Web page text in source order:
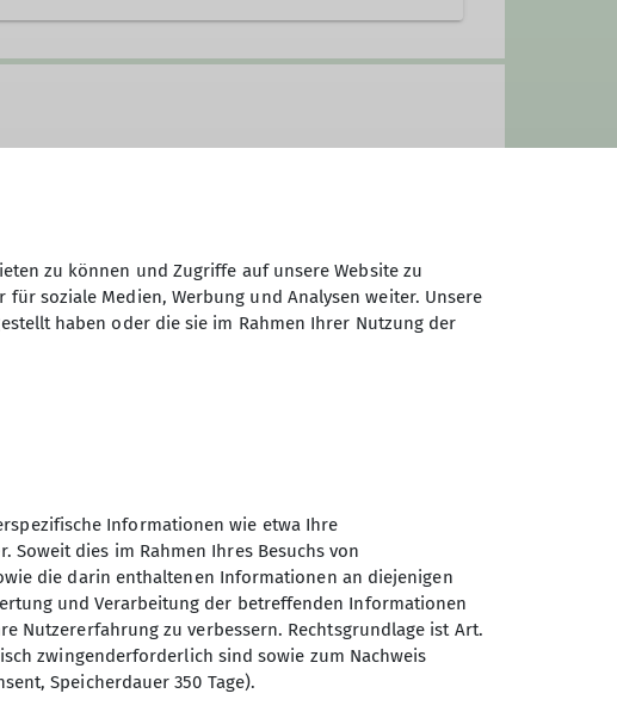
Sektion Ingolstadt des
Deutschen Alpenvereins e.V.
zu können und Zugriffe auf unsere Website zu
soziale Medien, Werbung und Analysen weiter. Unsere
haben oder die sie im Rahmen Ihrer Nutzung der
Informationen wie etwa Ihre
dies im Rahmen Ihres Besuchs von
die darin enthaltenen Informationen an diejenigen
und Verarbeitung der betreffenden Informationen
Nutzererfahrung zu verbessern. Rechtsgrundlage ist Art.
zwingenderforderlich sind sowie zum Nachweis
Speicherdauer 350 Tage).